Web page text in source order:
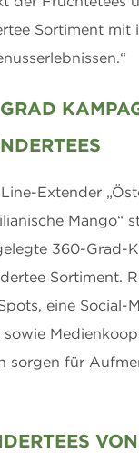
Sortiment mit
Extender
Mango“
360-Grad-
Sortiment.
eine Social-
sorgen für
VON